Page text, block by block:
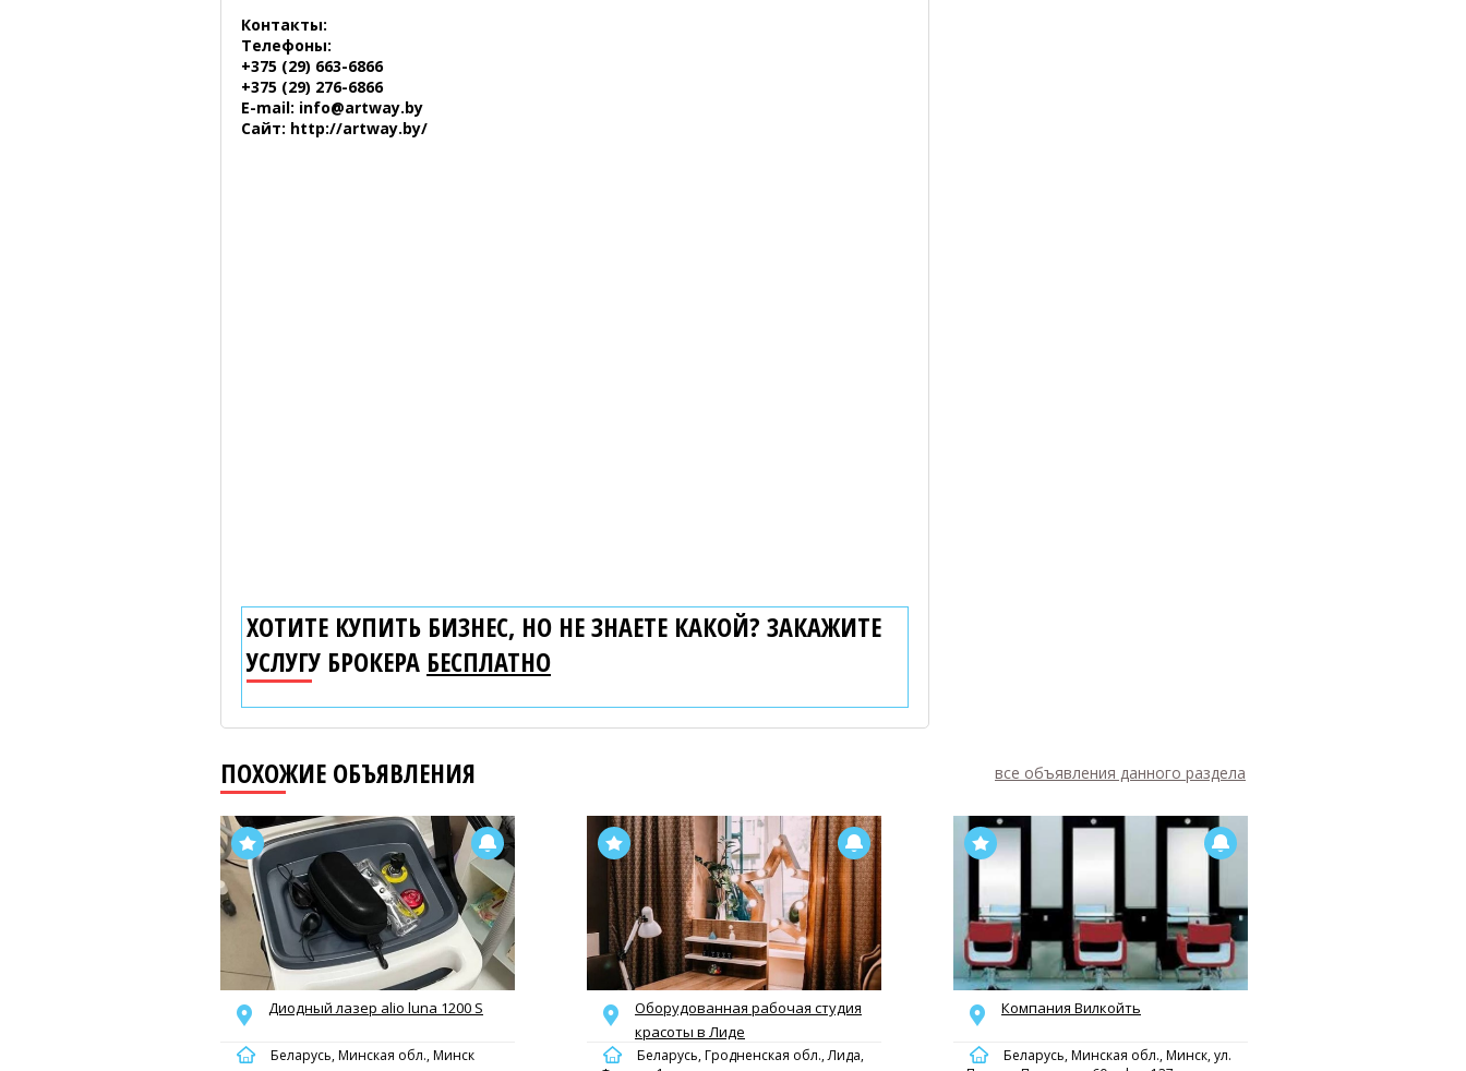
Контакты:
Телефоны:
+375 (29) 663-6866
+375 (29) 276-6866
E-mail: info@artway.by
Сайт: http://artway.by/
ХОТИТЕ КУПИТЬ БИЗНЕС, НО НЕ ЗНАЕТЕ КАКОЙ? ЗАКАЖИТЕ
УСЛУГУ БРОКЕРА БЕСПЛАТНО
ПОХОЖИЕ ОБЪЯВЛЕНИЯ все объявления данного раздела
Диодный лазер alio luna 1200 S
Беларусь, Минская обл., Минск
Оборудованная рабочая студия
красоты в Лиде
Беларусь, Гродненская обл., Лида,
Компания Вилкойть
Беларусь, Минская обл., Минск, ул.